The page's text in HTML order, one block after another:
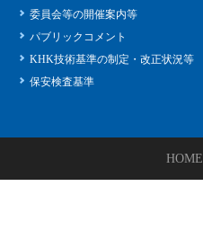
委員会等の開催案内等
パブリックコメント
KHK技術基準の制定・改正状況等
保安検査基準
HOME